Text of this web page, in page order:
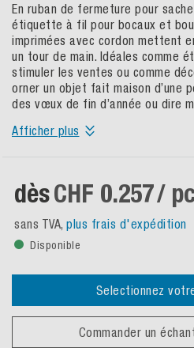
En ruban de fermeture pour
étiquette à fil pour bocaux et
imprimées avec cordon mettent
un tour de main. Idéales comme
stimuler les ventes ou comme
orner un objet fait maison d’une
des vœux de fin d’année ou dire
Afficher plus
dèsCHF 0.257/
sans TVA, plus frais d'expédition
Disponible
Selectionnez
Commander un